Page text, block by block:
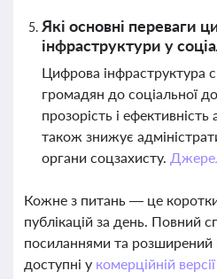
Які основні переваги
інфраструктури у
Цифрова інфраструктура
громадян до соціальної
прозорість і ефективність
також знижує
органи соцзахисту.
Кожне з питань — це
публікацій за день. Повний
посиланнями та розширений
доступні у комерційній